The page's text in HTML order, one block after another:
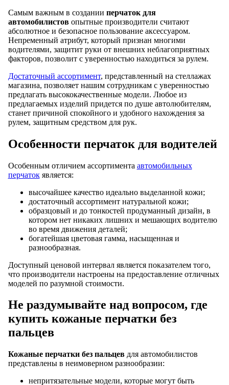
Самым важным в создании перчаток для
автомобилистовопытные производители считают
абсолютное и безопасное пользование аксессуаром.
Непременный атрибут, который признан многими
водителями, защитит руки от внешних неблагоприятных
факторов, позволит с уверенностью находиться за рулем.
Достаточный ассортимент, представленный на стеллажах
магазина, позволяет нашим сотрудникам с уверенностью
предлагать высококачественные модели. Любое из
предлагаемых изделий придется по душе автолюбителям,
станет причиной спокойного и удобного нахождения за
рулем, защитным средством для рук.
Особенности перчаток для водителей
Особенным отличием ассортимента автомобильных
перчатокявляется:
высочайшее качество идеально выделанной кожи;
достаточный ассортимент натуральной кожи;
образцовый и до тонкостей продуманный дизайн, в
котором нет никаких лишних и мешающих водителю
во время движения деталей;
богатейшая цветовая гамма, насыщенная и
разнообразная.
Доступный ценовой интервал является показателем того,
что производители настроены на предоставление отличных
моделей по разумной стоимости.
Не раздумывайте над вопросом, где
купить кожаные перчатки без
пальцев
Кожаные перчатки без пальцев для автомобилистов
представлены в неимоверном разнообразии:
непритязательные модели, которые могут быть